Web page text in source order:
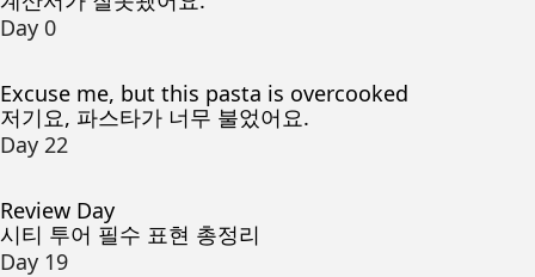
Day 0
Excuse me, but this pasta is overcooked
저기요, 파스타가 너무 불었어요.
Day 22
Review Day
시티 투어 필수 표현 총정리
Day 19